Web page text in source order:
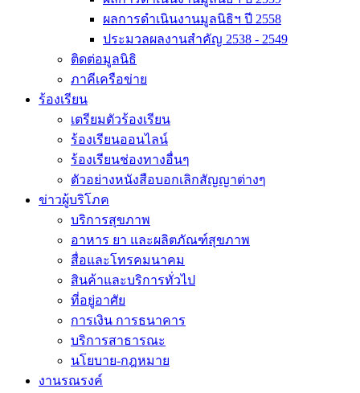
ผลการดำเนินงานมูลนิธิฯ ปี 2558
ประมวลผลงานสำคัญ 2538 - 2549
ติดต่อมูลนิธิ
ภาคีเครือข่าย
ร้องเรียน
เตรียมตัวร้องเรียน
ร้องเรียนออนไลน์
ร้องเรียนช่องทางอื่นๆ
ตัวอย่างหนังสือบอกเลิกสัญญาต่างๆ
ข่าวผู้บริโภค
บริการสุขภาพ
อาหาร ยา และผลิตภัณฑ์สุขภาพ
สื่อและโทรคมนาคม
สินค้าและบริการทั่วไป
ที่อยู่อาศัย
การเงิน การธนาคาร
บริการสาธารณะ
นโยบาย-กฎหมาย
งานรณรงค์